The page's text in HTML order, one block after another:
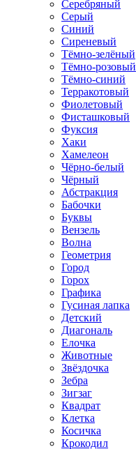
Серебряный
Серый
Синий
Сиреневый
Тёмно-зелёный
Тёмно-розовый
Тёмно-синий
Терракотовый
Фиолетовый
Фисташковый
Фуксия
Хаки
Хамелеон
Чёрно-белый
Чёрный
Абстракция
Бабочки
Буквы
Вензель
Волна
Геометрия
Город
Горох
Графика
Гусиная лапка
Детский
Диагональ
Елочка
Животные
Звёздочка
Зебра
Зигзаг
Квадрат
Клетка
Косичка
Крокодил